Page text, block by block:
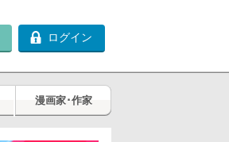
ログイン
漫画家･作家